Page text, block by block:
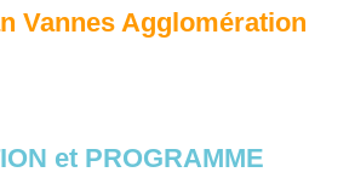
Vannes Agglomération
et PROGRAMME